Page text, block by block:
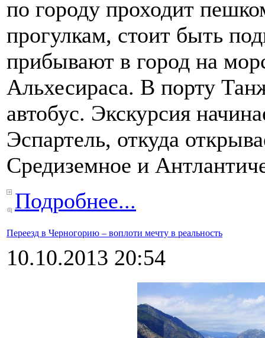
по городу проходит
прогулкам, стоит быть
прибывают в город на
Альхесираса. В порту
автобус. Экскурсия
Эспартель, откуда
Средиземное и
Подробнее...
Переезд в Черногорию – воплоти мечту в реальность
10.10.2013 20:54